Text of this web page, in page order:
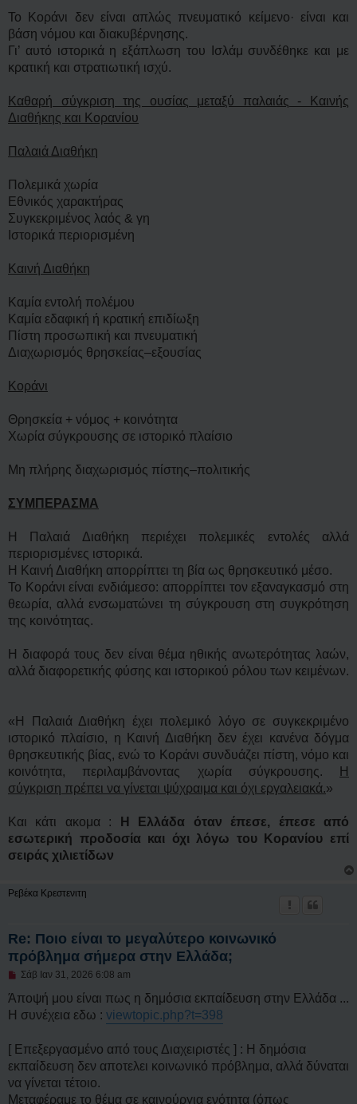
Το Κοράνι δεν είναι απλώς πνευματικό κείμενο· είναι και
βάση νόμου και διακυβέρνησης.
Γι’ αυτό ιστορικά η εξάπλωση του Ισλάμ συνδέθηκε και με
κρατική και στρατιωτική ισχύ.
Καθαρή σύγκριση της ουσίας μεταξύ παλαιάς - Καινής
Διαθήκης και Κορανίου
Παλαιά Διαθήκη
Πολεμικά χωρία
Εθνικός χαρακτήρας
Συγκεκριμένος λαός & γη
Ιστορικά περιορισμένη
Καινή Διαθήκη
Καμία εντολή πολέμου
Καμία εδαφική ή κρατική επιδίωξη
Πίστη προσωπική και πνευματική
Διαχωρισμός θρησκείας–εξουσίας
Κοράνι
Θρησκεία + νόμος + κοινότητα
Χωρία σύγκρουσης σε ιστορικό πλαίσιο
Μη πλήρης διαχωρισμός πίστης–πολιτικής
ΣΥΜΠΕΡΑΣΜΑ
Η Παλαιά Διαθήκη περιέχει πολεμικές εντολές αλλά
περιορισμένες ιστορικά.
Η Καινή Διαθήκη απορρίπτει τη βία ως θρησκευτικό μέσο.
Το Κοράνι είναι ενδιάμεσο: απορρίπτει τον εξαναγκασμό στη
θεωρία, αλλά ενσωματώνει τη σύγκρουση στη συγκρότηση
της κοινότητας.
Η διαφορά τους δεν είναι θέμα ηθικής ανωτερότητας λαών,
αλλά διαφορετικής φύσης και ιστορικού ρόλου των κειμένων.
«Η Παλαιά Διαθήκη έχει πολεμικό λόγο σε συγκεκριμένο
ιστορικό πλαίσιο, η Καινή Διαθήκη δεν έχει κανένα δόγμα
θρησκευτικής βίας, ενώ το Κοράνι συνδυάζει πίστη, νόμο και
κοινότητα, περιλαμβάνοντας χωρία σύγκρουσης.
Η
σύγκριση πρέπει να γίνεται ψύχραιμα και όχι εργαλειακά.»
Και κάτι ακομα :
Η Ελλάδα όταν έπεσε, έπεσε από
εσωτερική προδοσία και όχι λόγω του Κορανίου επί
σειράς χιλιετίδων
Ρεβέκα Κρεστενιτη
Re: Ποιο είναι το μεγαλύτερο κοινωνικό
πρόβλημα σήμερα στην Ελλάδα;
Μ
α
α
ω
σ
έ
ν
Σάβ Ιαν 31, 2026 6:08 am
Άποψή μου είναι πως η δημόσια εκπαίδευση στην Ελλάδα ...
Η συνέχεια εδω : viewtopic.php?t=398
[ Επεξεργασμένο από τους Διαχειριστές ] : Η δημόσια
εκπαίδευση δεν αποτελει κοινωνικό πρόβλημα, αλλά δύναται
να γίνεται τέτοιο.
Μεταφέραμε το θέμα σε καινούργια ενότητα (όπως